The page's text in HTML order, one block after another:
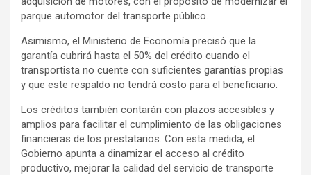
t
s
e
m
n
t
:
parque automotor del transporte público.
Asimismo, el Ministerio de Economía precisó que la
garantía cubrirá hasta el 50% del crédito cuando el
transportista no cuente con suficientes garantías propias
y que este respaldo no tendrá costo para el beneficiario.
Los créditos también contarán con plazos accesibles y
amplios para facilitar el cumplimiento de las obligaciones
financieras de los prestatarios. Con esta medida, el
Gobierno apunta a dinamizar el acceso al crédito
productivo, mejorar la calidad del servicio de transporte